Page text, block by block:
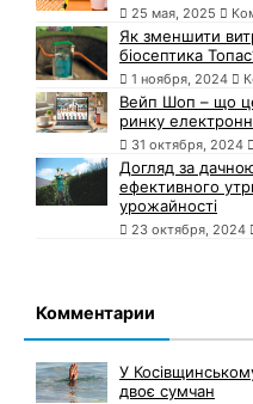
25 мая, 2025
Як зменшити
біосептика
1 ноября, 2024
Вейп Шоп – що
ринку
31 октября, 2024
Догляд за
ефективного
урожайності
23 октября, 2024
Комментарии
У
двоє сумчан